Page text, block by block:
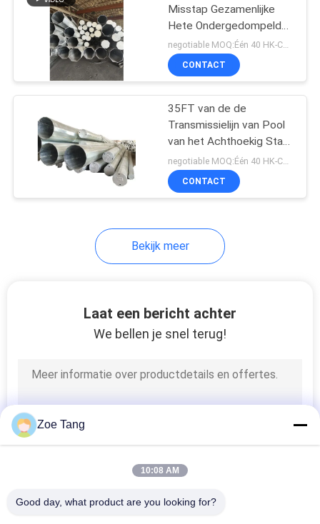
Staalnut Polen
Straat lichtmasten
Vloed Lichte Polen
Misstap Gezamenlijke
Hete Ondergedompelde
Gegalvaniseerde Anker
van Staal de Elektrische
Pool
negotiable MOQ:Één 40 HK-Container
CONTACT
35FT van de de
Transmissielijn van Pool
van het Achthoekig Staal
de Tubulaire Elektrische
Licht Hoogte 10m
negotiable MOQ:Één 40 HK-Container
CONTACT
Bekijk meer
Laat een bericht achter
We bellen je snel terug!
Zoe Tang
10:08 AM
Good day, what product are you looking for?